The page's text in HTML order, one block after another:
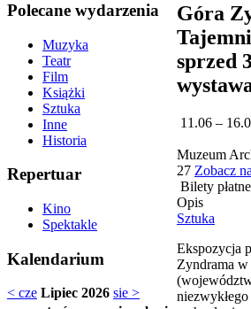
Polecane wydarzenia
Muzyka
Teatr
Film
Książki
Sztuka
Inne
Historia
Repertuar
Kino
Spektakle
Kalendarium
< cze Lipiec 2026 sie >
Góra
sprzed
11.06 –
Muzeum
27 Zobacz
Bilety płatne
Opis
Sztuka
Ekspozycja
Zyndrama